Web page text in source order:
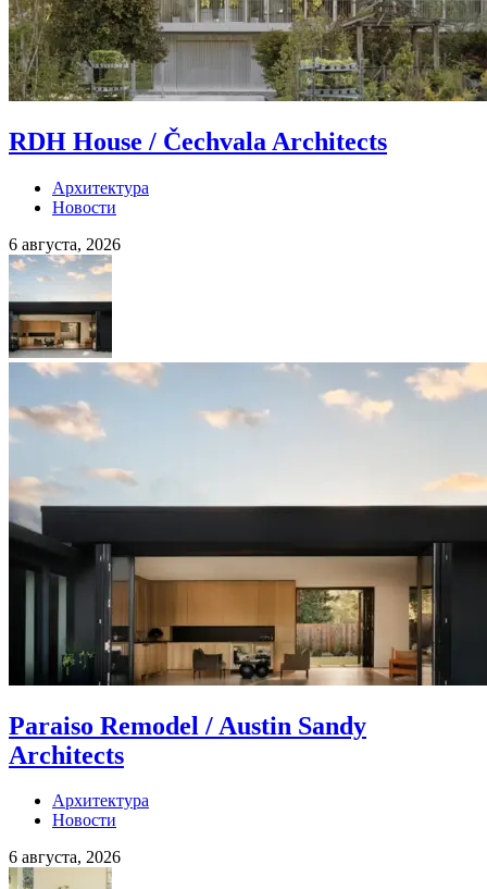
RDH House / Čechvala Architects
Архитектура
Новости
6 августа, 2026
Paraiso Remodel / Austin Sandy
Architects
Архитектура
Новости
6 августа, 2026